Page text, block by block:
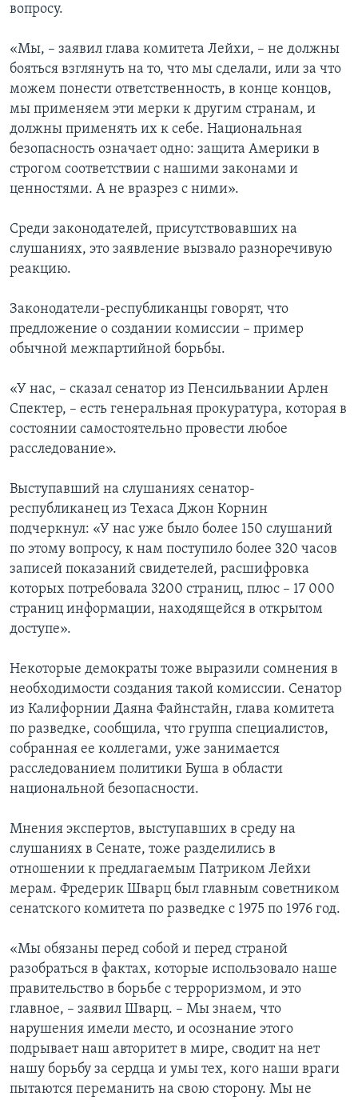
вопросу.
«Мы, – заявил глава комитета Лейхи, – не должны
бояться взглянуть на то, что мы сделали, или за что
можем понести ответственность, в конце концов,
мы применяем эти мерки к другим странам, и
должны применять их к себе. Национальная
безопасность означает одно: защита Америки в
строгом соответствии с нашими законами и
ценностями. А не вразрез с ними».
Среди законодателей, присутствовавших на
слушаниях, это заявление вызвало разноречивую
реакцию.
Законодатели-республиканцы говорят, что
предложение о создании комиссии – пример
обычной межпартийной борьбы.
«У нас, – сказал сенатор из Пенсильвании Арлен
Спектер, – есть генеральная прокуратура, которая в
состоянии самостоятельно провести любое
расследование».
Выступавший на слушаниях сенатор-
республиканец из Техаса Джон Корнин
подчеркнул: «У нас уже было более 150 слушаний
по этому вопросу, к нам поступило более 320 часов
записей показаний свидетелей, расшифровка
которых потребовала 3200 страниц, плюс – 17 000
страниц информации, находящейся в открытом
доступе».
Некоторые демократы тоже выразили сомнения в
необходимости создания такой комиссии. Сенатор
из Калифорнии Даяна Файнстайн, глава комитета
по разведке, сообщила, что группа специалистов,
собранная ее коллегами, уже занимается
расследованием политики Буша в области
национальной безопасности.
Мнения экспертов, выступавших в среду на
слушаниях в Сенате, тоже разделились в
отношении к предлагаемым Патриком Лейхи
мерам. Фредерик Шварц был главным советником
сенатского комитета по разведке с 1975 по 1976 год.
«Мы обязаны перед собой и перед страной
разобраться в фактах, которые использовало наше
правительство в борьбе с терроризмом, и это
главное, – заявил Шварц. – Мы знаем, что
нарушения имели место, и осознание этого
подрывает наш авторитет в мире, сводит на нет
нашу борьбу за сердца и умы тех, кого наши враги
пытаются переманить на свою сторону. Мы не